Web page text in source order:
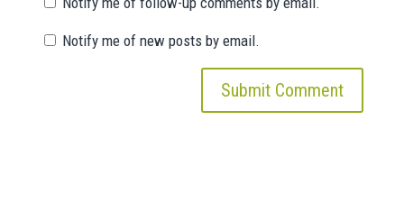
Notify me of new posts by email.